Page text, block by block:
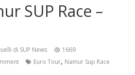
SUP Race –
di SUP News
1669
Euro Tour, Namur Sup Race